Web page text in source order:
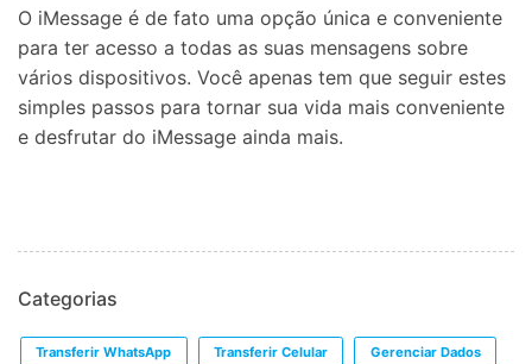
O iMessage é de fato uma opção única e conveniente
para ter acesso a todas as suas mensagens sobre
vários dispositivos. Você apenas tem que seguir estes
simples passos para tornar sua vida mais conveniente
e desfrutar do iMessage ainda mais.
Categorias
Transferir WhatsApp Transferir Celular Gerenciar Dados